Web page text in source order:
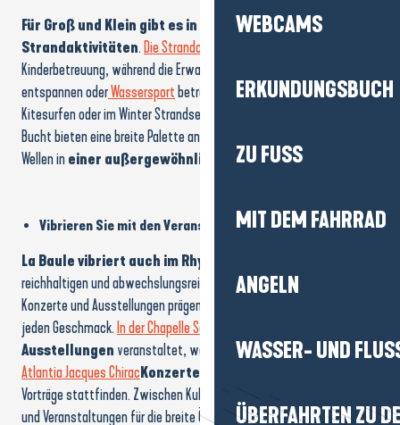
WEBCAMS
ERKUNDUNGSBUCH
ZU FUSS
MIT DEM FAHRRAD
ANGELN
WASSER- UND
ÜBERFAHRTEN ZU
Für Groß und Klein gibt es in La Baule eine Vielzahl von
Strandaktivitäten. Die Strandclubs
Kinderbetreuung, während die Erwachsenen sich in der Sonne
entspannen oderWassersport betreiben können. Segeln, Paddeln,
Kitesurfen oder im Winter Strandsegeln: Die Wassersportclubs der
Bucht bieten eine breite Palette an Aktivitäten, um den Wind und die
Wellen ineiner außergewöhnlichen Umgebung
Vibrieren Sie mit den Veranstaltungen
La Baule vibriert auch im Rhythmus der Kultur
reichhaltigen und abwechslungsreichen Programms. Aufführungen,
Konzerte und Ausstellungen prägen das Jahr und bieten Erlebnisse für
jeden Geschmack. In der Chapelle Sainte-Anne
Ausstellungen veranstaltet, während im Kongresszentrum
Atlantia Jacques ChiracKonzerte, Theateraufführungen
Vorträge stattfinden. Zwischen Kulturerbe, künstlerischen Kreationen
und Veranstaltungen für die breite Öffentlichkeit erweist sich die